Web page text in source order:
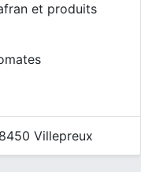
et produits
Villepreux